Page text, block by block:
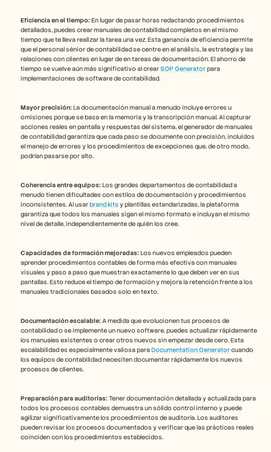
Eficiencia en el tiempo: En lugar de pasar horas redactando procedimientos
detallados, puedes crear manuales de contabilidad completos en el mismo
tiempo que te lleva realizar la tarea una vez. Esta ganancia de eficiencia permite
que el personal sénior de contabilidad se centre en el análisis, la estrategia y las
relaciones con clientes en lugar de en tareas de documentación. El ahorro de
tiempo se vuelve aún más significativo al crear SOP Generator para
implementaciones de software de contabilidad.
Mayor precisión: La documentación manual a menudo incluye errores u
omisiones porque se basa en la memoria y la transcripción manual. Al capturar
acciones reales en pantalla y respuestas del sistema, el generador de manuales
de contabilidad garantiza que cada paso se documente con precisión, incluidos
el manejo de errores y los procedimientos de excepciones que, de otro modo,
podrían pasarse por alto.
Coherencia entre equipos: Los grandes departamentos de contabilidad a
menudo tienen dificultades con estilos de documentación y procedimientos
inconsistentes. Al usar brand kits y plantillas estandarizadas, la plataforma
garantiza que todos los manuales sigan el mismo formato e incluyan el mismo
nivel de detalle, independientemente de quién los cree.
Capacidades de formación mejoradas: Los nuevos empleados pueden
aprender procedimientos contables de forma más efectiva con manuales
visuales y paso a paso que muestran exactamente lo que deben ver en sus
pantallas. Esto reduce el tiempo de formación y mejora la retención frente a los
manuales tradicionales basados solo en texto.
Documentación escalable: A medida que evolucionen tus procesos de
contabilidad o se implemente un nuevo software, puedes actualizar rápidamente
los manuales existentes o crear otros nuevos sin empezar desde cero. Esta
escalabilidad es especialmente valiosa para Documentation Generator cuando
los equipos de contabilidad necesiten documentar rápidamente los nuevos
procesos de clientes.
Preparación para auditorías: Tener documentación detallada y actualizada para
todos los procesos contables demuestra un sólido control interno y puede
agilizar significativamente los procedimientos de auditoría. Los auditores
pueden revisar los procesos documentados y verificar que las prácticas reales
coinciden con los procedimientos establecidos.